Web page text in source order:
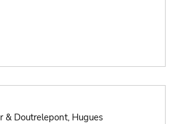
& Doutrelepont, Hugues